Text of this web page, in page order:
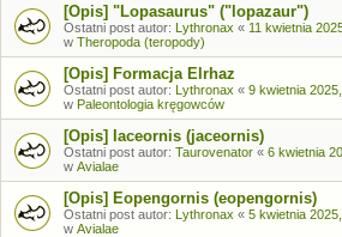
[Opis] "Lopasaurus" ("lopazaur")
Ostatni post autor: Lythronax « 11 kwietnia
w Theropoda (teropody)
[Opis] Formacja Elrhaz
Ostatni post autor: Lythronax « 9 kwietnia
w Paleontologia kręgowców
[Opis] Iaceornis (jaceornis)
Ostatni post autor: Taurovenator « 6 kwietnia
w Avialae
[Opis] Eopengornis (eopengornis)
Ostatni post autor: Lythronax « 5 kwietnia
w Avialae